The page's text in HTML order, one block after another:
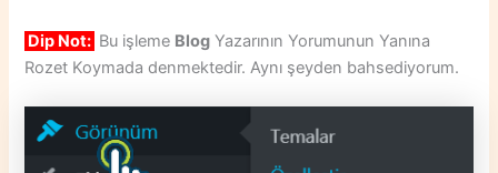
Dip Not: Bu işleme Blog Yazarının Yorumunun Yanına
Rozet Koymada denmektedir. Aynı şeyden bahsediyorum.